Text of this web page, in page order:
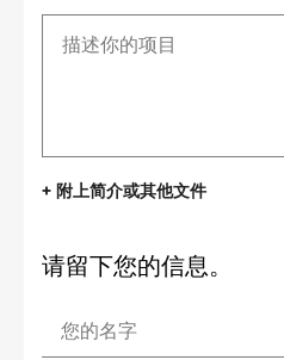
+ 附上简介或其他文件
请留下您的信息。